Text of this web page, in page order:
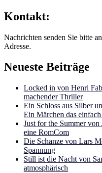
Kontakt:
Nachrichten senden Sie bitte
Adresse.
Neueste Beiträge
Locked in von Henri
machender Thriller
Ein Schloss aus Silber
Ein Märchen das
Just for the Summer
eine RomCom
Die Schanze von Lars
Spannung
Still ist die Nacht von
atmosphärisch